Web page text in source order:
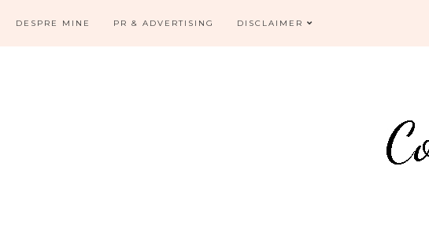
DESPRE MINE PR & ADVERTISING DISCLAIMER